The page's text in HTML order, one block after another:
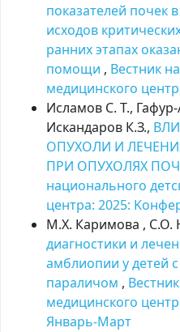
показателей почек
исходов
ранних этапах
помощи , Вестник
медицинского
Исламов С. Т.,
Искандаров К.З.,
ОПУХОЛИ И
ПРИ ОПУХОЛЯХ
национального
центра: 2025:
М.Х. Каримова , С.О.
диагностики и
амблиопии у детей
параличом ,
медицинского
Январь-Март